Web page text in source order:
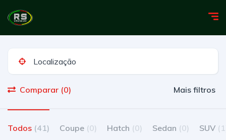
Comparar (0) Mais filtros
Todos (41) Coupe (0) Hatch (0) Sedan (0) SUV